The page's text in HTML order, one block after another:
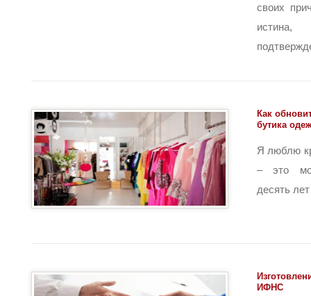
своих
истина,
Как
бутика
Я люблю
– это
десять
ИФНС